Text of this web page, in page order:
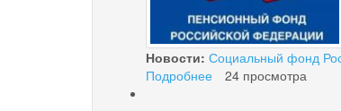
Новости: Социальный фонд
Подробнее
24 просмотра